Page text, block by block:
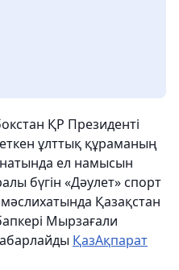
ҚР Президенті
ұлттық құраманың
ел намысын
бүгін «Дәулет» спорт
Қазақстан
Мырзағали
ҚазАқпарат